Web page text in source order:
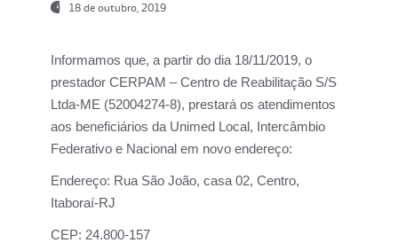
18 de outubro, 2019
Informamos que, a partir do dia 18/11/2019, o
prestador CERPAM – Centro de Reabilitação S/S
Ltda-ME (52004274-8), prestará os atendimentos
aos beneficiários da Unimed Local, Intercâmbio
Federativo e Nacional em novo endereço:
Endereço: Rua São João, casa 02, Centro,
Itaboraí-RJ
CEP: 24.800-157